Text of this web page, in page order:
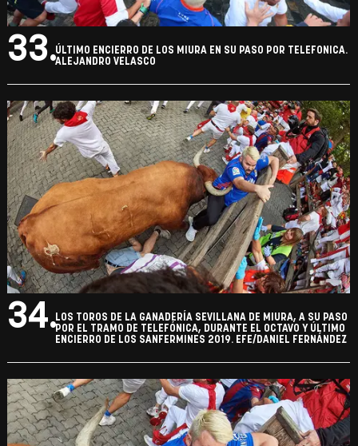
33.ÚLTIMO ENCIERRO DE LOS MIURA EN SU PASO POR TELEFONICA.
ALEJANDRO VELASCO
34.LOS TOROS DE LA GANADERÍA SEVILLANA DE MIURA, A SU PASO
POR EL TRAMO DE TELEFÓNICA, DURANTE EL OCTAVO Y ÚLTIMO
ENCIERRO DE LOS SANFERMINES 2019. EFE/DANIEL FERNÁNDEZ